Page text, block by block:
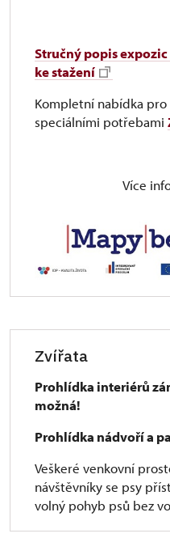
Stručný popis expozic
ke stažení
Kompletní nabídka pro
speciálními potřebami
Více
Zvířata
Prohlídka interiérů
možná!
Prohlídka nádvoří a
Veškeré venkovní
návštěvníky se psy
volný pohyb psů bez